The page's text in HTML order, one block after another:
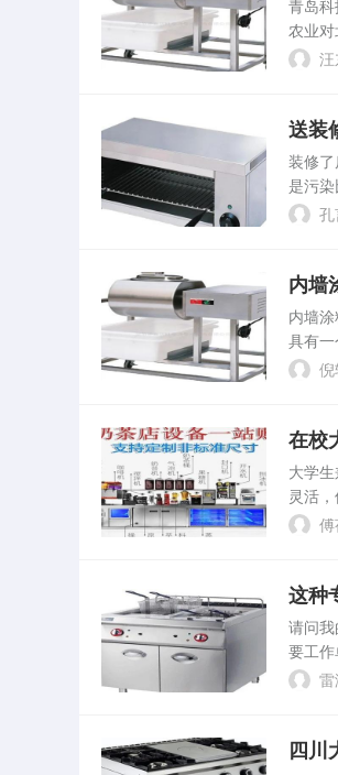
青岛
农业
学和陕
汪
送装
装修
是污
害。新
孔
内墙
内墙
具有一
=些=倪
在校
大学
灵活
网店市
傅
这种
请问
要工作
复习雷
四川